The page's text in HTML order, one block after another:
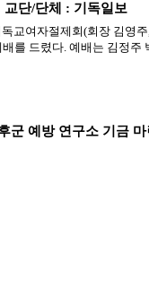
단/단체 : 기독일보
교여자절제회(회장 김영
를 드렸다. 예배는 김정주
군 예방 연구소 기금